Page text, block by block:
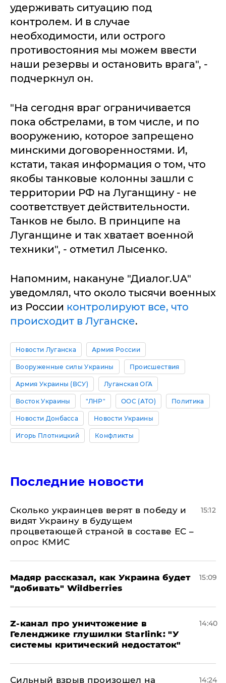
удерживать ситуацию под
контролем. И в случае
необходимости, или острого
противостояния мы можем ввести
наши резервы и остановить врага", -
подчеркнул он.
"На сегодня враг ограничивается
пока обстрелами, в том числе, и по
вооружению, которое запрещено
минскими договоренностями. И,
кстати, такая информация о том, что
якобы танковые колонны зашли с
территории РФ на Луганщину - не
соответствует действительности.
Танков не было. В принципе на
Луганщине и так хватает военной
техники", - отметил Лысенко.
Напомним, накануне "Диалог.UA"
уведомлял, что около тысячи военных
из России контролируют все, что
происходит в Луганске.
Новости Луганска Армия России
Вооруженные силы Украины Происшествия
Армия Украины (ВСУ) Луганская ОГА
Восток Украины "ЛНР" ООС (АТО) Политика
Новости Донбасса Новости Украины
Игорь Плотницкий Конфликты
Последние новости
Сколько украинцев верят в победу и
видят Украину в будущем
процветающей страной в составе ЕС –
опрос КМИС
15:12
Мадяр рассказал, как Украина будет
"добивать" Wildberries
15:09
Z-канал про уничтожение в
Геленджике глушилки Starlink: "У
системы критический недостаток"
14:40
Сильный взрыв произошел на 14:24